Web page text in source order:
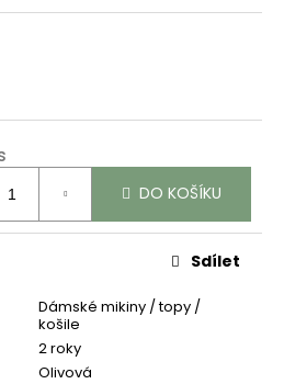
DO KOŠÍKU
Dámské mikiny / topy /
košile
2 roky
Olivová
Sdílet